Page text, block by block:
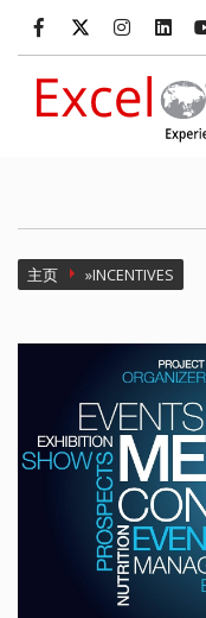
主页 »INCENTIVES